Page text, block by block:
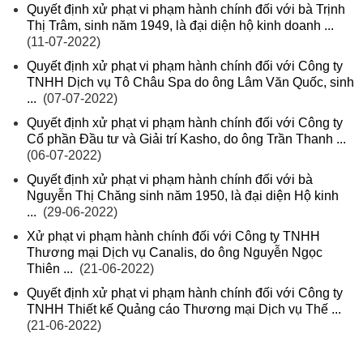
Quyết định xử phạt vi phạm hành chính đối với bà Trịnh
Thị Trâm, sinh năm 1949, là đại diện hộ kinh doanh ...
(11-07-2022)
Quyết định xử phạt vi phạm hành chính đối với Công ty
TNHH Dịch vụ Tô Châu Spa do ông Lâm Văn Quốc, sinh
... (07-07-2022)
Quyết định xử phạt vi phạm hành chính đối với Công ty
Cổ phần Đầu tư và Giải trí Kasho, do ông Trần Thanh ...
(06-07-2022)
Quyết định xử phạt vi phạm hành chính đối với bà
Nguyễn Thị Chăng sinh năm 1950, là đại diện Hộ kinh
... (29-06-2022)
Xử phạt vi phạm hành chính đối với Công ty TNHH
Thương mại Dịch vụ Canalis, do ông Nguyễn Ngọc
Thiên ... (21-06-2022)
Quyết định xử phạt vi phạm hành chính đối với Công ty
TNHH Thiết kế Quảng cáo Thương mại Dịch vụ Thế ...
(21-06-2022)